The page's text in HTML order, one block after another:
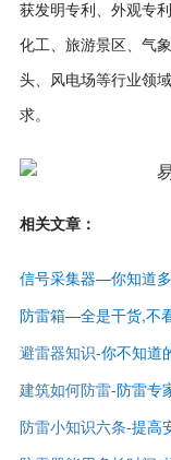
获发明专利、外观专
化工、旅游景区、气
头、风电场等行业领
求。
相关文章：
信号采集器—你知道
防雷箱—全是干货,不
避雷器知识-你不知道
建筑如何防雷-防雷专
防雷小知识六条-提高